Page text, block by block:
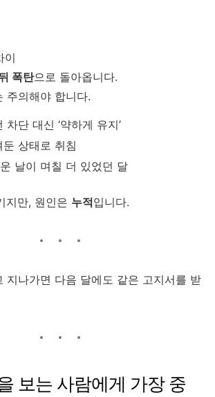
이
폭탄으로 돌아옵니다.
주의해야 합니다.
차단 대신 ‘약하게 유지’
상태로 취침
날이 며칠 더 있었던 달
지만, 원인은 누적입니다.
지나가면 다음 달에도 같은 고지서를 받
보는 사람에게 가장 중